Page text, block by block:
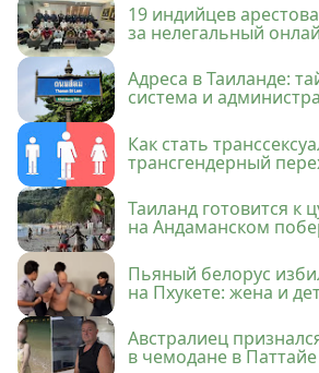
19 индийцев
за нелегальный
Адреса в Таиланде:
система и
Как стать
трансгендерный
Таиланд готовится к
на Андаманском
Пьяный белорус
на Пхукете: жена и
Австралиец
в чемодане в Паттайе